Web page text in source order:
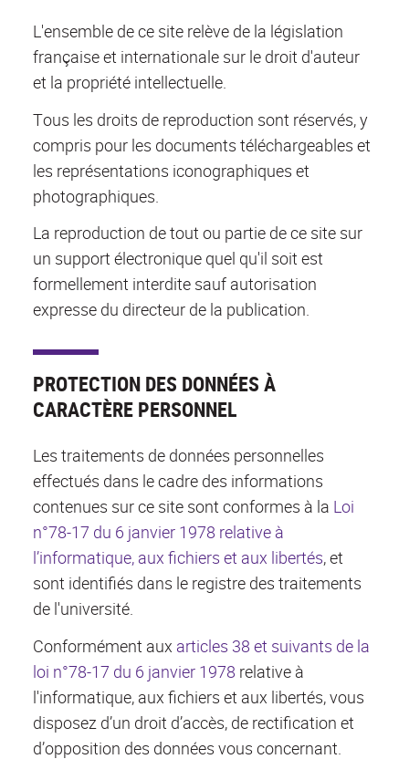
L'ensemble de ce site relève de la législation
française et internationale sur le droit d'auteur
et la propriété intellectuelle.
Tous les droits de reproduction sont réservés, y
compris pour les documents téléchargeables et
les représentations iconographiques et
photographiques.
La reproduction de tout ou partie de ce site sur
un support électronique quel qu'il soit est
formellement interdite sauf autorisation
expresse du directeur de la publication.
PROTECTION DES DONNÉES À
CARACTÈRE PERSONNEL
Les traitements de données personnelles
effectués dans le cadre des informations
contenues sur ce site sont conformes à la Loi
n°78-17 du 6 janvier 1978 relative à
l’informatique, aux fichiers et aux libertés, et
sont identifiés dans le registre des traitements
de l'université.
Conformément aux articles 38 et suivants de la
loi n°78-17 du 6 janvier 1978 relative à
l'informatique, aux fichiers et aux libertés, vous
disposez d’un droit d’accès, de rectification et
d’opposition des données vous concernant.